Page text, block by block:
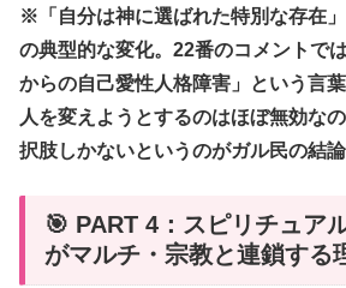
※「自分は神に選ばれた特別な存在
の典型的な変化。22番のコメントで
からの自己愛性人格障害」という言
人を変えようとするのはほぼ無効な
択肢しかないというのがガル民の結論
🎯 PART 4：スピリチュア
がマルチ・宗教と連鎖する